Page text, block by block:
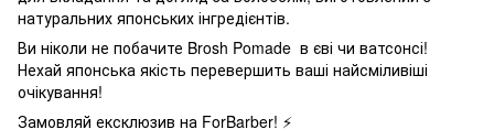
натуральних японських інгредієнтів.
Ви ніколи не побачите Brosh Pomade в єві чи ватсонсі!
Нехай японська якість перевершить ваші найсміливіші
очікування!
Замовляй ексклюзив на ForBarber! ⚡️